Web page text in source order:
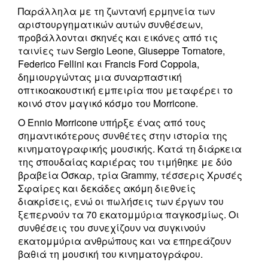
Παράλληλα με τη ζωντανή ερμηνεία των
αριστουργηματικών αυτών συνθέσεων,
προβάλλονται σκηνές και εικόνες από τις
ταινίες των Sergio Leone, Giuseppe Tornatore,
Federico Fellini και Francis Ford Coppola,
δημιουργώντας μια συναρπαστική
οπτικοακουστική εμπειρία που μεταφέρει το
κοινό στον μαγικό κόσμο του Morricone.
Ο Ennio Morricone υπήρξε ένας από τους
σημαντικότερους συνθέτες στην ιστορία της
κινηματογραφικής μουσικής. Κατά τη διάρκεια
της σπουδαίας καριέρας του τιμήθηκε με δύο
βραβεία Όσκαρ, τρία Grammy, τέσσερις Χρυσές
Σφαίρες και δεκάδες ακόμη διεθνείς
διακρίσεις, ενώ οι πωλήσεις των έργων του
ξεπερνούν τα 70 εκατομμύρια παγκοσμίως. Οι
συνθέσεις του συνεχίζουν να συγκινούν
εκατομμύρια ανθρώπους και να επηρεάζουν
βαθιά τη μουσική του κινηματογράφου.